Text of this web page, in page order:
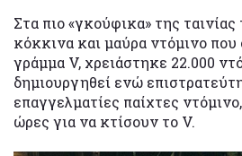
Στα πιο «γκούφικα» της
κόκκινα και μαύρα ντόμινο
γράμμα V, χρειάστηκε 22.000
δημιουργηθεί ενώ
επαγγελματίες παίχτες
ώρες για να κτίσουν το V.